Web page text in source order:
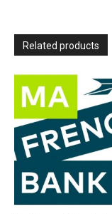
au
avril
2020
quantity
Related products